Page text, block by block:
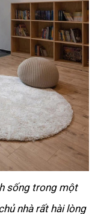
sống trong một
nhà rất hài lòng